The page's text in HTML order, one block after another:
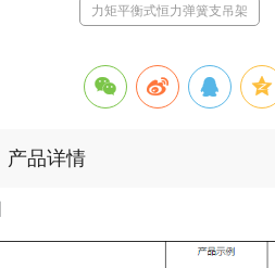
力矩平衡式恒力弹簧支吊架
产品详情